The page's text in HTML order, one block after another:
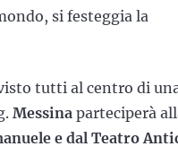
si festeggia la
tutti al centro di
Messina parteciperà
e dal Teatro